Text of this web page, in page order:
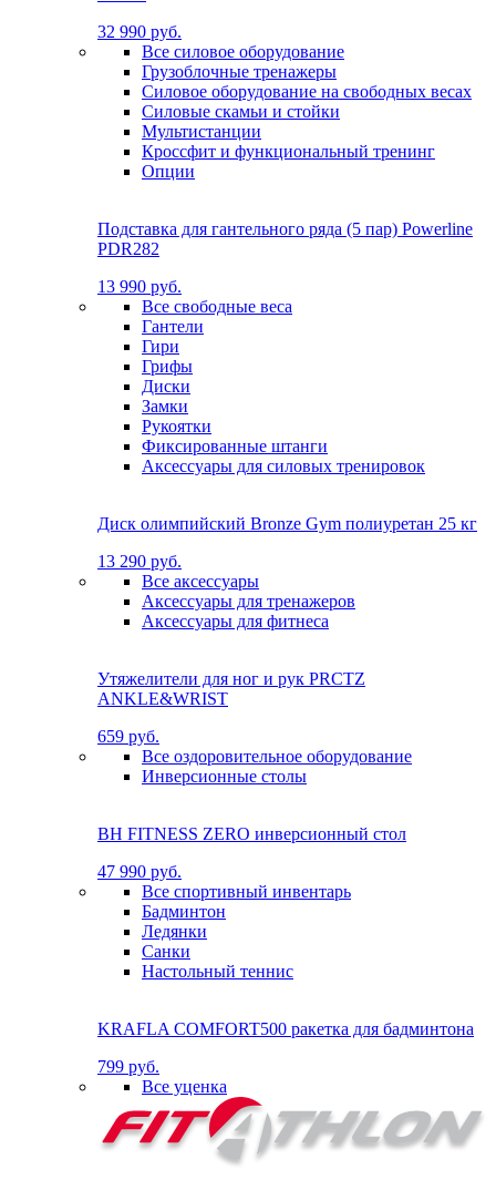
32 990 руб.
Все силовое оборудование
Грузоблочные тренажеры
Силовое оборудование на свободных весах
Силовые скамьи и стойки
Мультистанции
Кроссфит и функциональный тренинг
Опции
Подставка для гантельного ряда (5 пар) Powerline
PDR282
13 990 руб.
Все свободные веса
Гантели
Гири
Грифы
Диски
Замки
Рукоятки
Фиксированные штанги
Аксессуары для силовых тренировок
Диск олимпийский Bronze Gym полиуретан 25 кг
13 290 руб.
Все аксессуары
Аксессуары для тренажеров
Аксессуары для фитнеса
Утяжелители для ног и рук PRCTZ
ANKLE&WRIST
659 руб.
Все оздоровительное оборудование
Инверсионные столы
BH FITNESS ZERO инверсионный стол
47 990 руб.
Все спортивный инвентарь
Бадминтон
Ледянки
Санки
Настольный теннис
KRAFLA COMFORT500 ракетка для бадминтона
799 руб.
Все уценка